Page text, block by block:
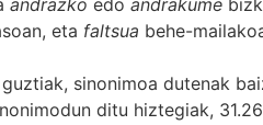
andrazko edo andrakume
eta faltsua behe-
sinonimoa dutenak
ditu hiztegiak,